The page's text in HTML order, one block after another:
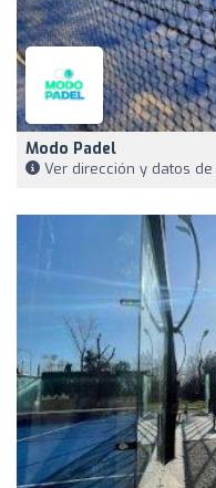
Modo Padel
Ver dirección y datos